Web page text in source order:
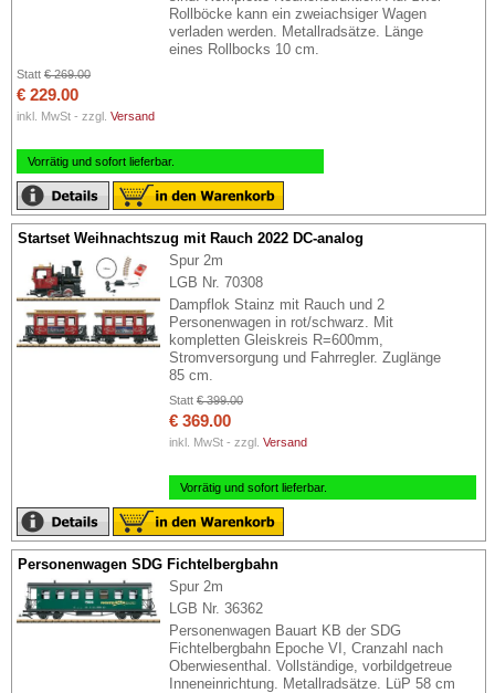
Rollböcke kann ein zweiachsiger Wagen
verladen werden. Metallradsätze. Länge
eines Rollbocks 10 cm.
Statt € 269.00
€ 229.00
inkl. MwSt - zzgl. Versand
Vorrätig und sofort lieferbar.
Startset Weihnachtszug mit Rauch 2022 DC-analog
Spur 2m
LGB Nr. 70308
Dampflok Stainz mit Rauch und 2
Personenwagen in rot/schwarz. Mit
kompletten Gleiskreis R=600mm,
Stromversorgung und Fahrregler. Zuglänge
85 cm.
Statt € 399.00
€ 369.00
inkl. MwSt - zzgl. Versand
Vorrätig und sofort lieferbar.
Personenwagen SDG Fichtelbergbahn
Spur 2m
LGB Nr. 36362
Personenwagen Bauart KB der SDG
Fichtelbergbahn Epoche VI, Cranzahl nach
Oberwiesenthal. Vollständige, vorbildgetreue
Inneneinrichtung. Metallradsätze. LüP 58 cm